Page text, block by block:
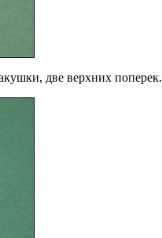
две верхних поперек.